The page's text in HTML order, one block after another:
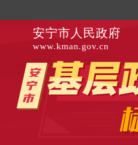
安宁市人民政府
www.kman.gov.cn